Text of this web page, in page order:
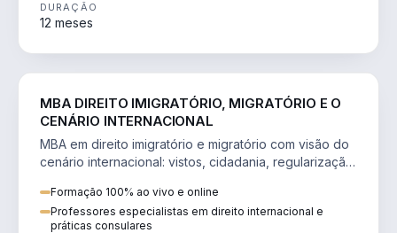
DURAÇÃO
12 meses
MBA DIREITO IMIGRATÓRIO, MIGRATÓRIO E O
CENÁRIO INTERNACIONAL
MBA em direito imigratório e migratório com visão do
cenário internacional: vistos, cidadania, regularização
Formação 100% ao vivo e online
Professores especialistas em direito internacional e
práticas consulares